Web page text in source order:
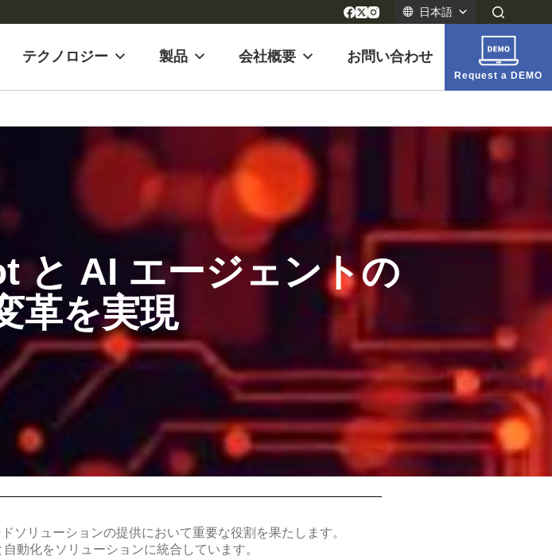
日本語
テクノロジー 製品 会社概要 お問い合わせ
Request a DEMO
と AI エージェントの
革を実現
ソリューションの提供において重要な役割を果たします。
動化をソリューションに統合しています。